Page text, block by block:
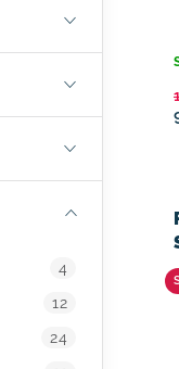
4
12
24
o
d
u
ů